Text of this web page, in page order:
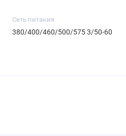
Сеть питания
380/400/460/500/575 3/50-60